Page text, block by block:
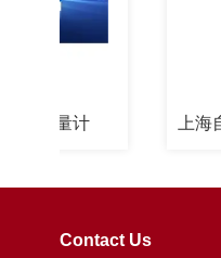
Contact Us